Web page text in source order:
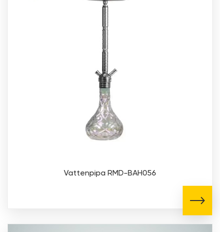
Vattenpipa RMD-BAH056